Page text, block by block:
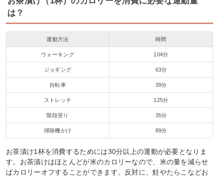
は？
運動方法 時間
ウォーキング 104分
ジョギング 63分
自転車 39分
ストレッチ 125分
階段登り 35分
掃除機かけ 89分
お茶漬け1杯を消費するためには30分以上の運動が必要となりま
す。お茶漬けはほとんどが米のカロリーなので、米の量を減らせ
ばカロリーオフすることができます。反対に、鮭やたらこなどお